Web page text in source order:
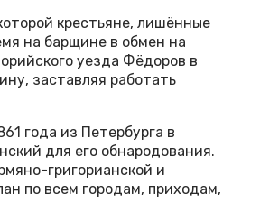
крестьяне, лишённые
на барщине в обмен на
уезда Фёдоров в
заставляя работать
года из Петербурга в
для его обнародования.
григорианской и
по всем городам, приходам,